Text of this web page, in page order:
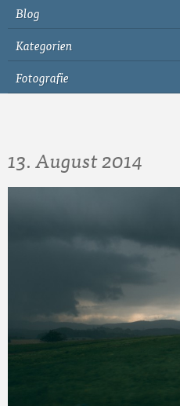
Blog
Kategorien
Fotografie
13. August 2014